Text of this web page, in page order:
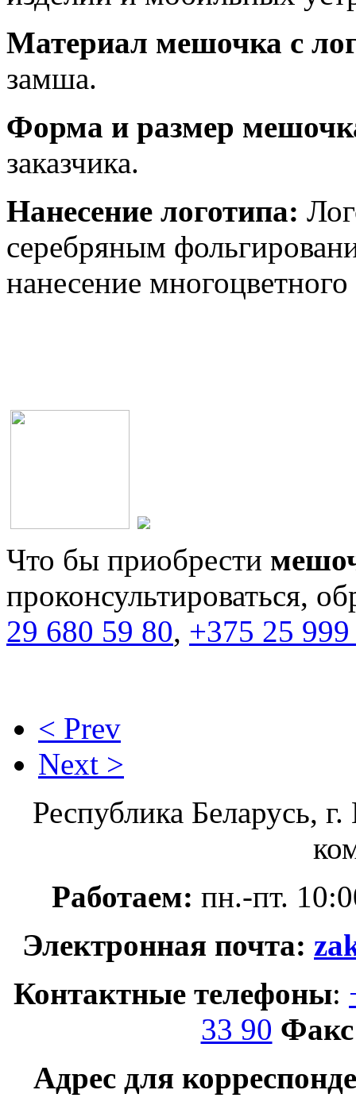
Материал мешочка с
замша.
Форма и размер
заказчика.
Нанесение логотипа:
серебряным
нанесение
Что бы приобрести
проконсультироваться,
29 680 59 80, +375 25
< Prev
Next >
Республика Беларусь,
Работаем: пн.-пт.
Электронная почта:
Контактные телефоны:
33 90
Адрес для